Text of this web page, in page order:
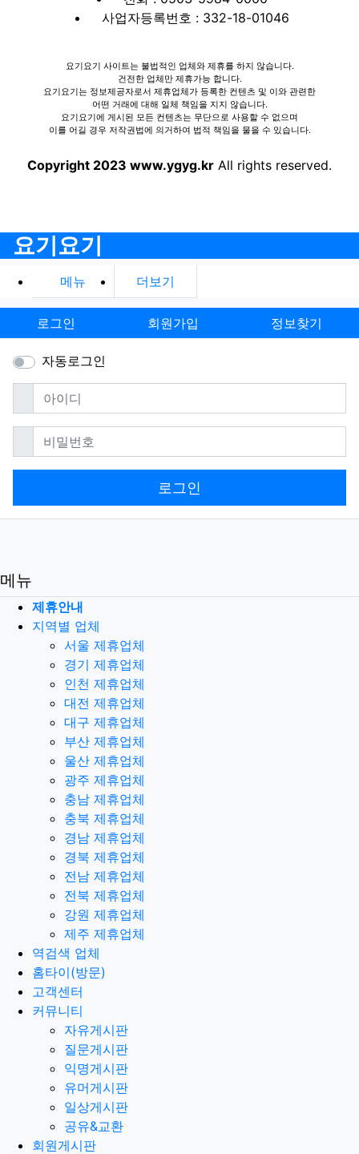
사업자등록번호 : 332-18-01046
요기요기 사이트는 불법적인 업체와 제휴를 하지 않습니다.
건전한 업체만 제휴가능 합니다.
요기요기는 정보제공자로서 제휴업체가 등록한 컨텐츠 및 이와 관련한
어떤 거래에 대해 일체 책임을 지지 않습니다.
요기요기에 게시된 모든 컨텐츠는 무단으로 사용할 수 없으며
이를 어길 경우 저작권법에 의거하여 법적 책임을 물을 수 있습니다.
Copyright 2023 www.ygyg.kr All rights reserved.
요기요기
메뉴 더보기
로그인 회원가입 정보찾기
자동로그인
아이디필수
비밀번호필수
로그인
메뉴
제휴안내
지역별 업체
서울 제휴업체
경기 제휴업체
인천 제휴업체
대전 제휴업체
대구 제휴업체
부산 제휴업체
울산 제휴업체
광주 제휴업체
충남 제휴업체
충북 제휴업체
경남 제휴업체
경북 제휴업체
전남 제휴업체
전북 제휴업체
강원 제휴업체
제주 제휴업체
역검색 업체
홈타이(방문)
고객센터
커뮤니티
자유게시판
질문게시판
익명게시판
유머게시판
일상게시판
공유&교환
회원게시판